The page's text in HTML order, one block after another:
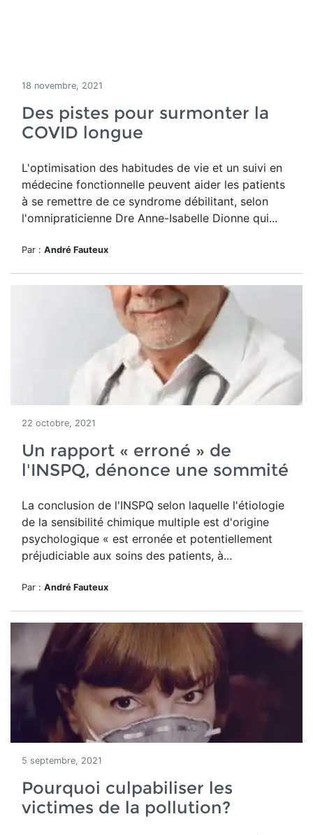
18 novembre, 2021
Des pistes pour surmonter la
COVID longue
L'optimisation des habitudes de vie et un suivi en
médecine fonctionnelle peuvent aider les patients
à se remettre de ce syndrome débilitant, selon
l'omnipraticienne Dre Anne-Isabelle Dionne qui...
Par : André Fauteux
22 octobre, 2021
Un rapport « erroné » de
l'INSPQ, dénonce une sommité
La conclusion de l'INSPQ selon laquelle l'étiologie
de la sensibilité chimique multiple est d'origine
psychologique « est erronée et potentiellement
préjudiciable aux soins des patients, à...
Par : André Fauteux
5 septembre, 2021
Pourquoi culpabiliser les
victimes de la pollution?